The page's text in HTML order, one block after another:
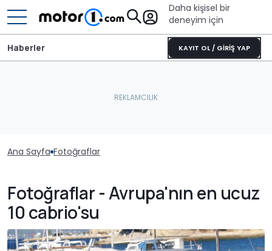
Daha kişisel bir
deneyim için
KAYIT OL / GİRİŞ YAP
Haberler
Ana Sayfa Fotoğraflar
Fotoğraflar - Avrupa'nın en ucuz
10 cabrio'su